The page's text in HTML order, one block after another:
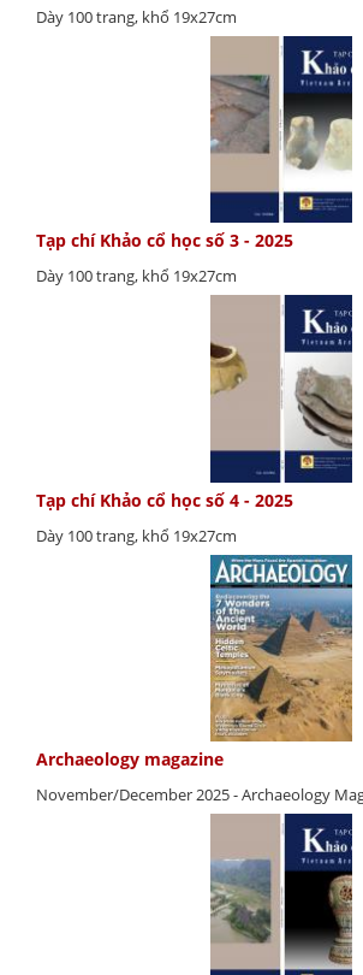
Dày 100 trang, khổ 19x27cm
Tạp chí Khảo cổ học số 3 - 2025
Dày 100 trang, khổ 19x27cm
Tạp chí Khảo cổ học số 4 - 2025
Dày 100 trang, khổ 19x27cm
Archaeology magazine
November/December 2025 - Archaeology